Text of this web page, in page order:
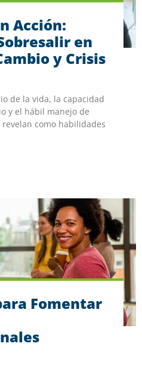
Acción:
en
y Crisis
de la vida, la capacidad
y el hábil manejo de
como habilidades
Fomentar